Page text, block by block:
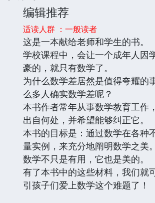
编辑推荐
适读人群 ：一般读者
这是一本献给老师和学生的书。
学校课程中，会让一个成年人因
豪的，就只有数学了。
为什么数学差居然是值得夸耀的
么多人确实数学差呢？
本书作者常年从事数学教育工作
出自何处，并希望能够纠正它。
本书的目标是：通过数学在各种
量实例，来充分地阐明数学之美。
数学不只是有用，它也是美的。
有了本书中的这些材料，我们就
引孩子们爱上数学这个难题了！